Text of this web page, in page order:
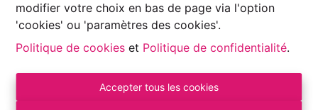
modifier votre choix en bas de page via l'option
'cookies' ou 'paramètres des cookies'.
Politique de cookies et Politique de confidentialité.
Accepter tous les cookies
Autorité de surveillance: